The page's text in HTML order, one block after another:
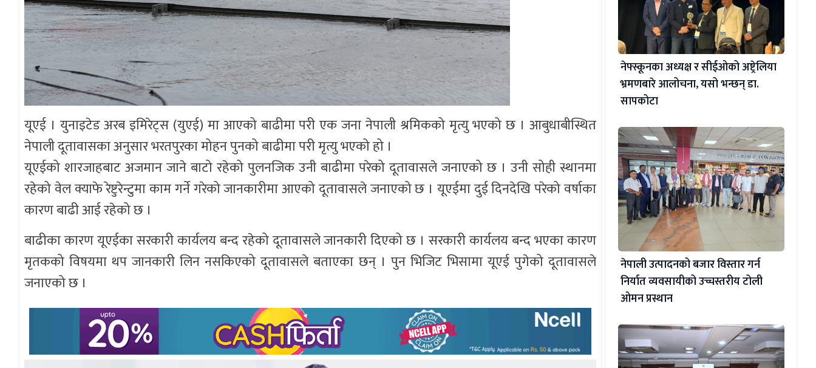
यूएई । युनाइटेड अरब इमिरेट्स (युएई) मा आएको बाढीमा परी एक जना नेपाली श्रमिकको मृत्यु भएको छ । आबुधाबीस्थित
नेपाली दूतावासका अनुसार भरतपुरका मोहन पुनको बाढीमा परी मृत्यु भएको हो ।
यूएईको शारजाहबाट अजमान जाने बाटो रहेको पुलनजिक उनी बाढीमा परेको दूतावासले जनाएको छ । उनी सोही स्थानमा
रहेको वेल क्याफे रेष्टुरेन्टुमा काम गर्ने गरेको जानकारीमा आएको दूतावासले जनाएको छ । यूएईमा दुई दिनदेखि परेको वर्षाका
कारण बाढी आई रहेको छ ।
बाढीका कारण यूएईका सरकारी कार्यलय बन्द रहेको दूतावासले जानकारी दिएको छ । सरकारी कार्यलय बन्द भएका कारण
मृतकको विषयमा थप जानकारी लिन नसकिएको दूतावासले बताएका छन् । पुन भिजिट भिसामा यूएई पुगेको दूतावासले
जनाएको छ ।
नेफ्स्कूनका अध्यक्ष र सीईओको अष्ट्रेलिया
भ्रमणबारे आलोचना, यसो भन्छन् डा‍.
सापकोटा
नेपाली उत्पादनको बजार विस्तार गर्न
निर्यात व्यवसायीको उच्चस्तरीय टोली
ओमन प्रस्थान